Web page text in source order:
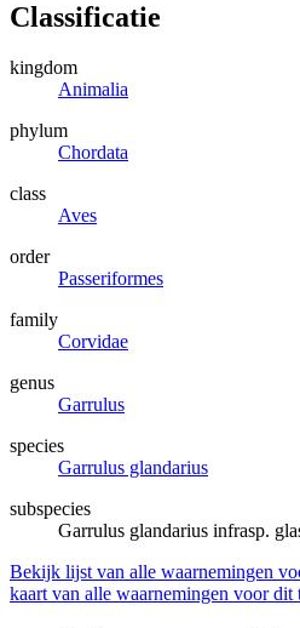
Classificatie
kingdom
Animalia
phylum
Chordata
class
Aves
order
Passeriformes
family
Corvidae
genus
Garrulus
species
Garrulus glandarius
subspecies
Garrulus glandarius infrasp.
Bekijk lijst van alle waarnemingen
kaart van alle waarnemingen voor dit